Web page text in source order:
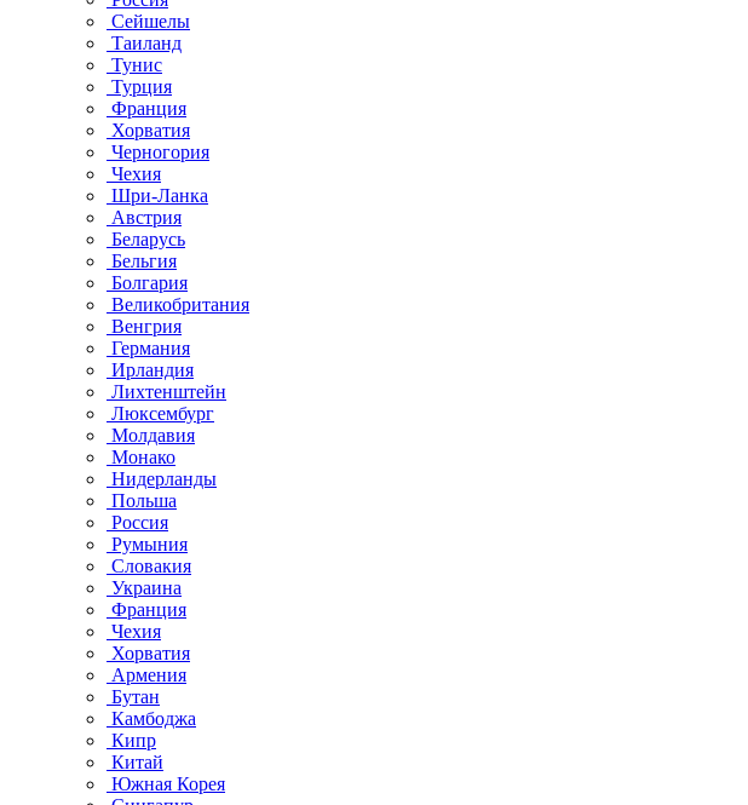
Сейшелы
Таиланд
Тунис
Турция
Франция
Хорватия
Черногория
Чехия
Шри-Ланка
Австрия
Беларусь
Бельгия
Болгария
Великобритания
Венгрия
Германия
Ирландия
Лихтенштейн
Люксембург
Молдавия
Монако
Нидерланды
Польша
Россия
Румыния
Словакия
Украина
Франция
Чехия
Хорватия
Армения
Бутан
Камбоджа
Кипр
Китай
Южная Корея